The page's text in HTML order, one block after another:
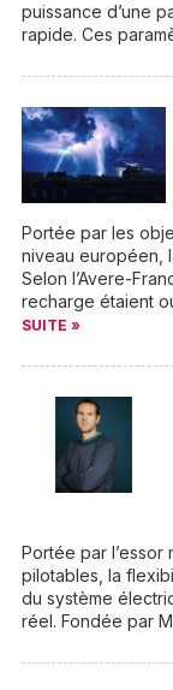
puissance d’une
rapide. Ces
Portée par les
niveau européen,
Selon l’Avere-
recharge étaient
SUITE »
Portée par
pilotables, la
du système
réel. Fondée par